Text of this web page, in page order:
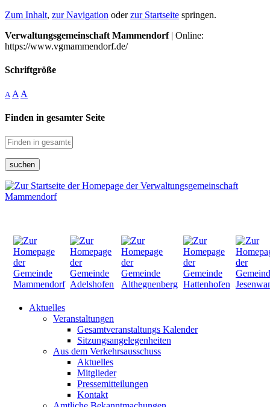
Zum Inhalt, zur Navigation oderzur Startseite springen.
Verwaltungsgemeinschaft Mammendorf| Online:
https://www.vgmammendorf.de/
Schriftgröße
A A A
Finden in gesamter Seite
suchen
Aktuelles
Veranstaltungen
Gesamtveranstaltungs Kalender
Sitzungsangelegenheiten
Aus dem Verkehrsausschuss
Aktuelles
Mitglieder
Pressemitteilungen
Kontakt